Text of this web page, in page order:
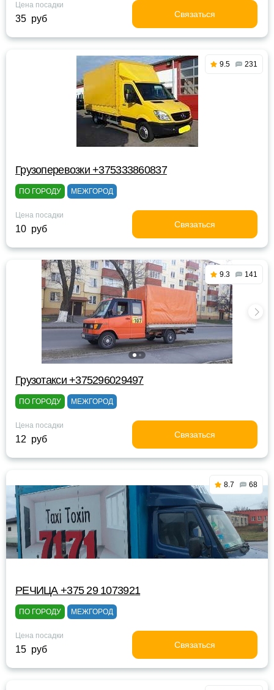
Цена посадки
35 руб Связаться
9.5 231
Грузоперевозки +375333860837
ПО ГОРОДУ МЕЖГОРОД
Цена посадки
10 руб Связаться
9.3 141
Грузотакси +375296029497
ПО ГОРОДУ МЕЖГОРОД
Цена посадки
12 руб Связаться
8.7 68
РЕЧИЦА +375 29 1073921
ПО ГОРОДУ МЕЖГОРОД
Цена посадки
15 руб Связаться